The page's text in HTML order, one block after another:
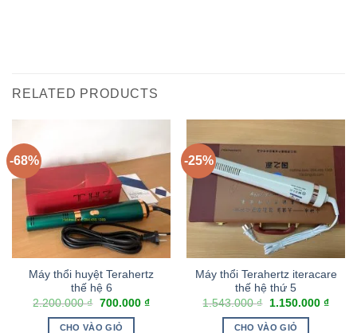
RELATED PRODUCTS
-68%
Máy thổi huyệt Terahertz
thế hệ 6
2.200.000₫ 700.000 ₫
CHO VÀO GIỎ
-25%
Máy thổi Terahertz iteracare
thế hệ thứ 5
1.543.000₫ 1.150.000 ₫
CHO VÀO GIỎ